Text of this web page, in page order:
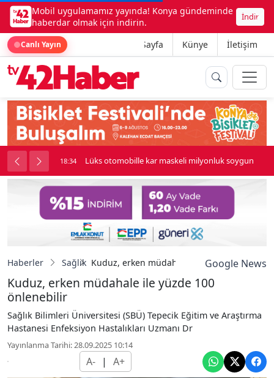
Mobil uygulamamız yayında! Konya gündeminde
haberdar olmak için indirin.
İndir
Canlı Yayın Ana Sayfa Künye İletişim
kavga çıktı 18:34 Lüks otomobille kar maskeli milyonluk soygun
Haberler Sağlık Kuduz, erken müdahale ile yüzde 100
Google News
Kuduz, erken müdahale ile yüzde 100
önlenebilir
Sağlık Bilimleri Üniversitesi (SBÜ) Tepecik Eğitim ve Araştırma
Hastanesi Enfeksiyon Hastalıkları Uzmanı Dr
Yayınlanma Tarihi: 28.09.2025 10:14
A- | A+